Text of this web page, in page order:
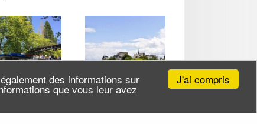
J'ai compris
des informations sur
que vous leur avez
du Canal
Saint-Martin à la Seine,